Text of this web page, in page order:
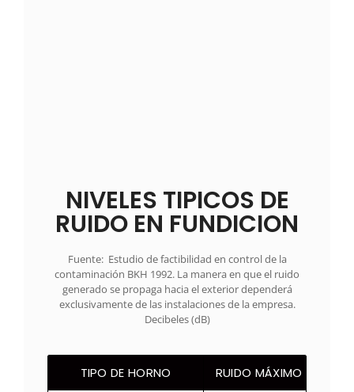
NIVELES TIPICOS DE
RUIDO EN FUNDICION
Fuente: Estudio de factibilidad en control de la
contaminación BKH 1992. La manera en que el ruido
generado se propaga hacia el exterior dependerá
exclusivamente de las instalaciones de la empresa.
Decibeles (dB)
TIPO DE HORNO RUIDO MÁXIMO